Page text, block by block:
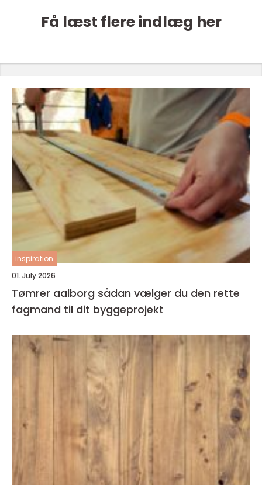
Få læst flere indlæg her
inspiration
01. July 2026
Tømrer aalborg sådan vælger du den rette
fagmand til dit byggeprojekt